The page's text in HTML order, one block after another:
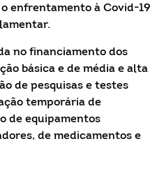
enfrentamento à Covid-19
no financiamento dos
básica e de média e alta
de pesquisas e testes
temporária de
de equipamentos
de medicamentos e